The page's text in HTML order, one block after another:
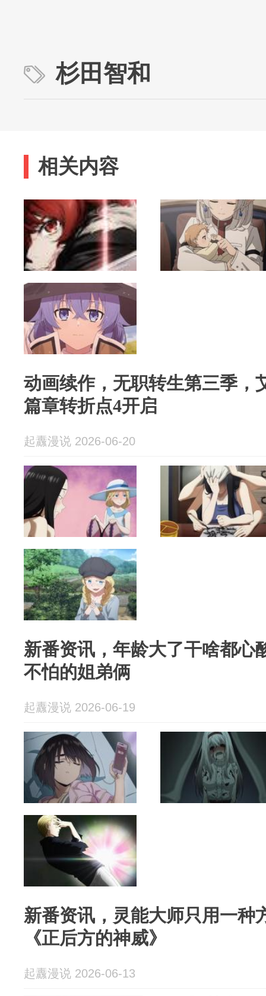
杉田智和
相关内容
动画续作，无职转生第三季，
篇章转折点4开启
起纛漫说 2026-06-20
新番资讯，年龄大了干啥都心
不怕的姐弟俩
起纛漫说 2026-06-19
新番资讯，灵能大师只用一种
《正后方的神威》
起纛漫说 2026-06-13